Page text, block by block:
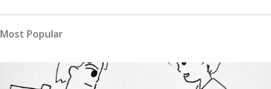
Most Popular